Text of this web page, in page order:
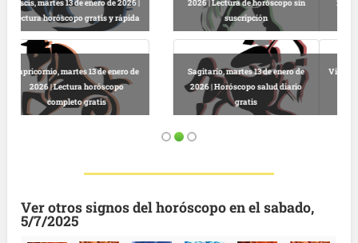
2026 | Horóscopo gratis hoy y
completo
Libra, martes 13 de enero de 2026 |
Lectura horóscopo online
Virgo, martes 13 de enero de 2026 |
Predicciones astrológicas
gratuitas hoy
Leo, martes 13 de enero de 2026 |
Horóscopo completo y gratuito
Ver otros signos del horóscopo en el sabado,
5/7/2025